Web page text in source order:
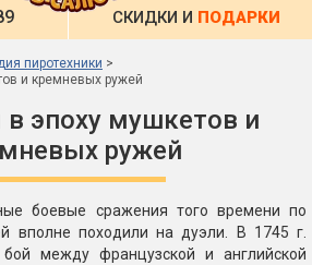
СКИДКИ И ПОДАРКИ
пиротехники
и кремневых ружей
эпоху мушкетов и
ружей
боевые сражения того времени по
вполне походили на дуэли. В 1745 г.
между французской и английской